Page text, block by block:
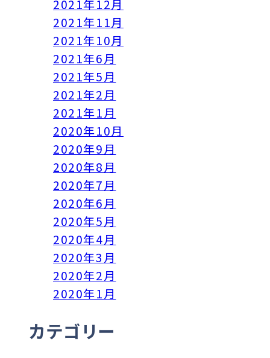
2021年12月
2021年11月
2021年10月
2021年6月
2021年5月
2021年2月
2021年1月
2020年10月
2020年9月
2020年8月
2020年7月
2020年6月
2020年5月
2020年4月
2020年3月
2020年2月
2020年1月
カテゴリー